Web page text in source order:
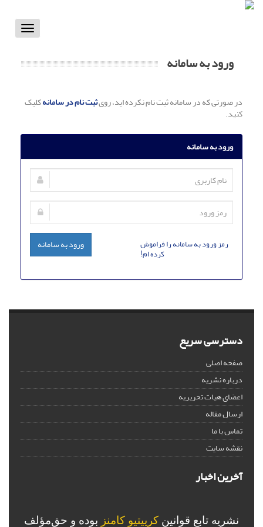
Toggle
ورود به سامانه
در صورتی که در سامانه ثبت نام نکرده اید، رویثبت نام در سامانهکلیک
کنید.
ورود به سامانه
رمز ورود به سامانه را فراموش
کرده ام!
ورود به سامانه
دسترسی سریع
صفحه اصلی
درباره نشریه
اعضای هیات تحریریه
ارسال مقاله
تماس با ما
نقشه سایت
آخرین اخبار
نشریه تابع قوانین کرییتیو کامنز بوده و حق‌مؤلف